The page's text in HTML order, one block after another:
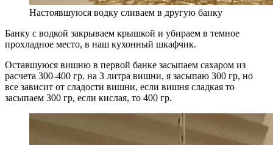
Настоявшуюся водку сливаем в другую банку
Банку с водкой закрываем крышкой и убираем в темное
прохладное место, в наш кухонный шкафчик.
Оставшуюся вишню в первой банке засыпаем сахаром из
расчета 300-400 гр. на 3 литра вишни, я засыпаю 300 гр, но
все зависит от сладости вишни, если вишня сладкая то
засыпаем 300 гр, если кислая, то 400 гр.